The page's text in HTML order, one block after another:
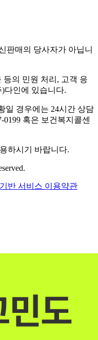
판매의 당사자가 아닙니
등의 민원 처리, 고객 응
다인에 있습니다.
일 경우에는 24시간 상담
혹은 보건복지콜센
하시기 바랍니다.
반 서비스 이용약관